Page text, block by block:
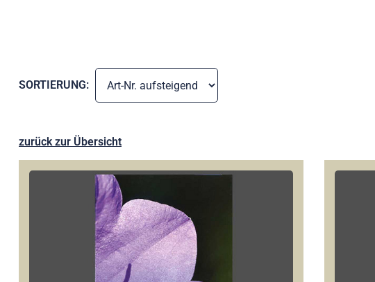
SORTIERUNG:
zurück zur Übersicht